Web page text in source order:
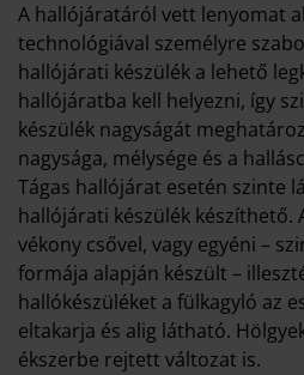
A hallójáratáról vett lenyomat
technológiával személyre
hallójárati készülék a lehető
hallójáratba kell helyezni, így
készülék nagyságát
nagysága, mélysége és a
Tágas hallójárat esetén szinte
hallójárati készülék készíthető.
vékony csővel, vagy egyéni –
formája alapján készült –
hallókészüléket a fülkagyló az
eltakarja és alig látható.
ékszerbe rejtett változat is.